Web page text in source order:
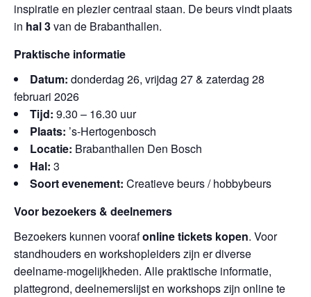
inspiratie en plezier centraal staan. De beurs vindt plaats
in hal 3van de Brabanthallen.
Praktische informatie
Datum: donderdag 26, vrijdag 27 & zaterdag 28
februari 2026
Tijd: 9.30 – 16.30 uur
Plaats: ’s-Hertogenbosch
Locatie: Brabanthallen Den Bosch
Hal: 3
Soort evenement: Creatieve beurs / hobbybeurs
Voor bezoekers & deelnemers
Bezoekers kunnen voorafonline tickets kopen. Voor
standhouders en workshopleiders zijn er diverse
deelname-mogelijkheden. Alle praktische informatie,
plattegrond, deelnemerslijst en workshops zijn online te